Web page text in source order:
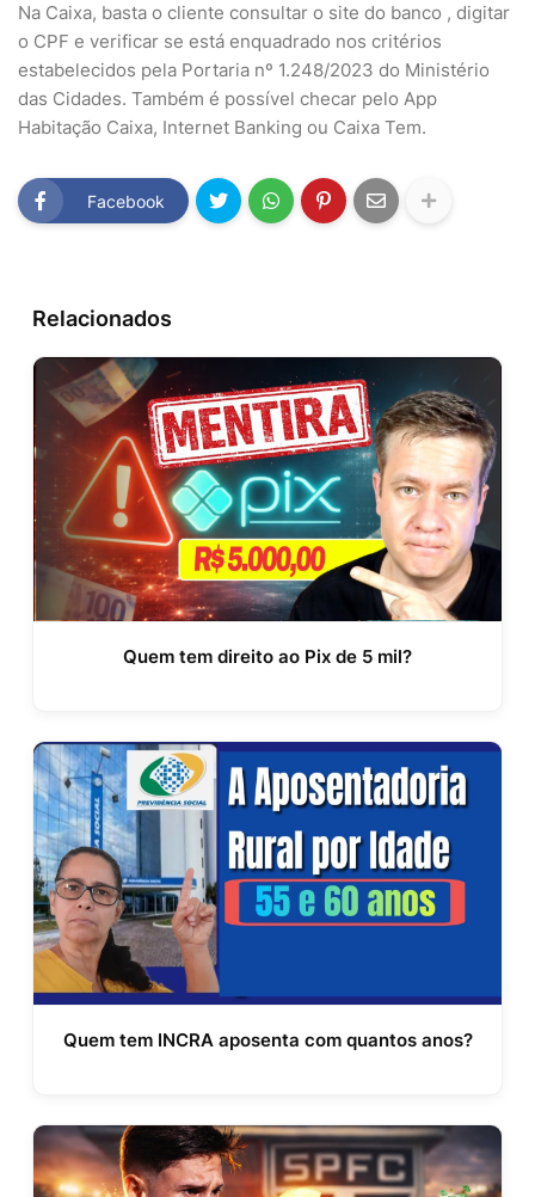
Na Caixa, basta o cliente consultar o site do banco , digitar
o CPF e verificar se está enquadrado nos critérios
estabelecidos pela Portaria nº 1.248/2023 do Ministério
das Cidades. Também é possível checar pelo App
Habitação Caixa, Internet Banking ou Caixa Tem.
Facebook
Relacionados
Quem tem direito ao Pix de 5 mil?
Quem tem INCRA aposenta com quantos anos?